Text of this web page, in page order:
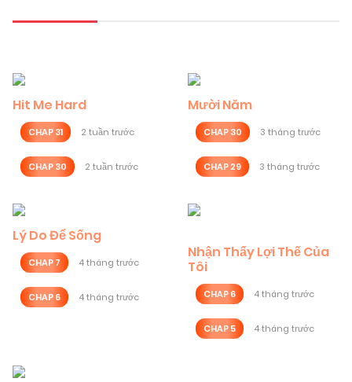
Hit Me Hard
CHAP 31 2 tuần trước
CHAP 30 2 tuần trước
Mười Năm
CHAP 30 3 tháng trước
CHAP 29 3 tháng trước
Lý Do Để Sống
CHAP 7 4 tháng trước
CHAP 6 4 tháng trước
Nhận Thấy Lợi Thế Của
Tôi
CHAP 6 4 tháng trước
CHAP 5 4 tháng trước